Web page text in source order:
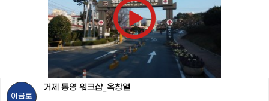
이금로
거제 통영 워크샵_옥창열